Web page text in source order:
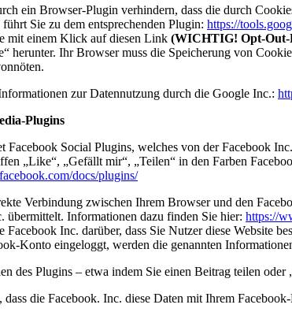
ein Browser-Plugin verhindern, dass die durch
Sie zu dem entsprechenden Plugin: https://
mit einem Klick auf diesen Link (WICHTIG! Opt-Out-
herunter. Ihr Browser muss die Speicherung von
zur Datennutzung durch die Google Inc.:
Plugins
Facebook Social Plugins, welches von der Facebook
„Like“, „Gefällt mir“, „Teilen“ in den Farben
docs/plugins/
Verbindung zwischen Ihrem Browser und den
übermittelt. Informationen dazu finden Sie hier: https://
Inc. darüber, dass Sie Nutzer diese Website
Konto eingeloggt, werden die genannten
des Plugins – etwa indem Sie einen Beitrag teilen
die Facebook. Inc. diese Daten mit Ihrem